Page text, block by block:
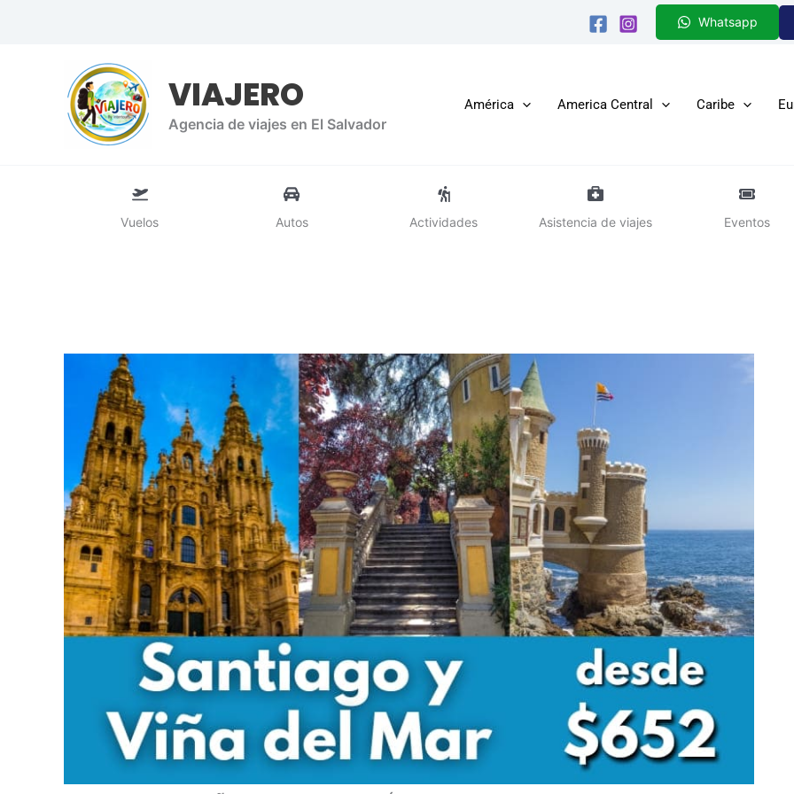
Whatsapp
VIAJERO
Agencia de viajes en El Salvador
América America Central Caribe
Vuelos Autos Actividades Asistencia de viajes Eventos